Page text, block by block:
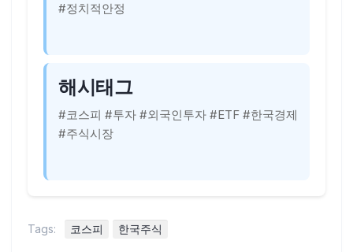
#정치적안정
해시태그
#코스피 #투자 #외국인투자 #ETF #한국경제
#주식시장
Tags: 코스피 한국주식